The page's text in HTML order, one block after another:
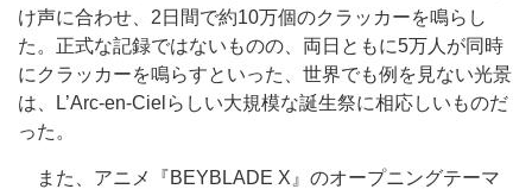
け声に合わせ、2日間で約10万個のクラッカーを鳴らし
た。正式な記録ではないものの、両日ともに5万人が同時
にクラッカーを鳴らすといった、世界でも例を見ない光景
は、L’Arc-en-Cielらしい大規模な誕生祭に相応しいものだ
った。
また、アニメ『BEYBLADE X』のオープニングテーマ